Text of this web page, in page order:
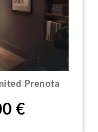
Prenota
€